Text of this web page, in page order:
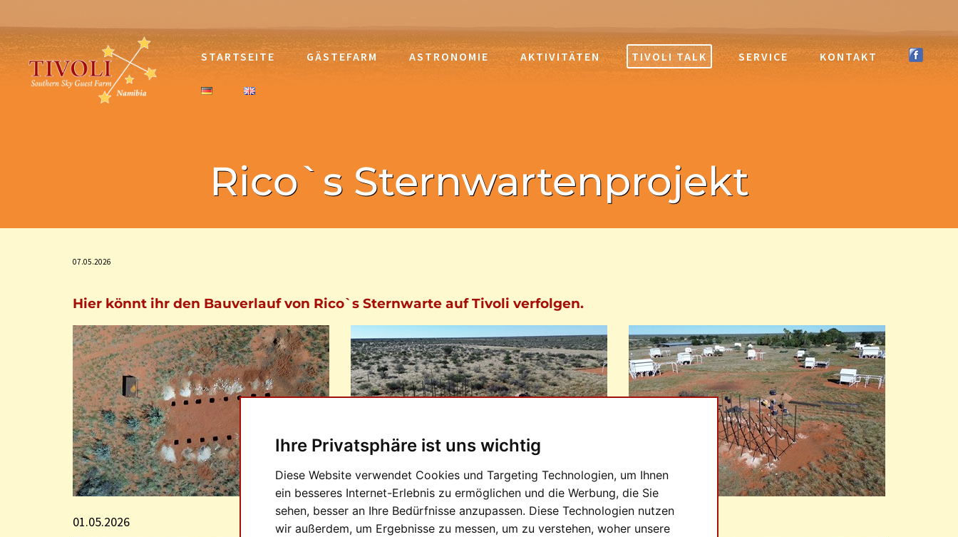
Ihre Privatsphäre ist uns wichtig
Diese Website verwendet Cookies und Targeting Technologien, um Ihnen
ein besseres Internet-Erlebnis zu ermöglichen und die Werbung, die Sie
sehen, besser an Ihre Bedürfnisse anzupassen. Diese Technologien nutzen
wir außerdem, um Ergebnisse zu messen, um zu verstehen, woher unsere
STARTSEITE GÄSTEFARM ASTRONOMIE AKTIVITÄTEN TIVOLI TALK SERVICE KONTAKT
Rico`s Sternwartenprojekt
07.05.2026
Hier könnt ihr den Bauverlauf von Rico`s Sternwarte auf Tivoli verfolgen.
01.05.2026 03.05.2026